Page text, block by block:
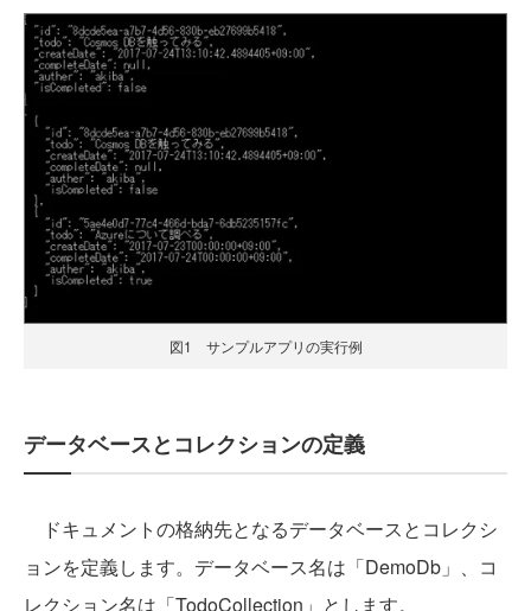
図1 サンプルアプリの実行例
データベースとコレクションの定義
ドキュメントの格納先となるデータベースとコレクシ
ョンを定義します。データベース名は「DemoDb」、コ
レクション名は「TodoCollection」とします。